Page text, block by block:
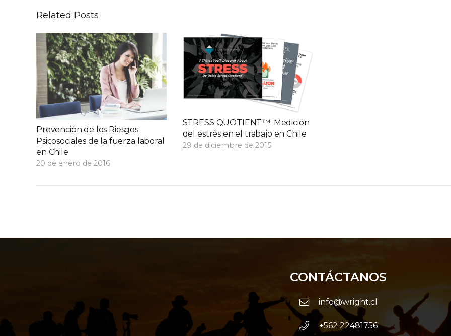
Related Posts
Prevención de los Riesgos
Psicosociales de la fuerza laboral
en Chile
20 de enero de 2016
STRESS QUOTIENT™: Medición
del estrés en el trabajo en Chile
29 de diciembre de 2015
CONTÁCTANOS
info@wright.cl
+562 22481756